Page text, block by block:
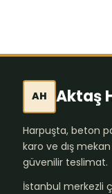
AH Aktaş
Harpuşta, beton
karo ve dış
güvenilir teslimat.
İstanbul merkezli